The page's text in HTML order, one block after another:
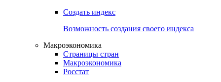
Создать индекс
Возможность создания своего индекса
Макроэкономика
Страницы стран
Макроэкономика
Росстат